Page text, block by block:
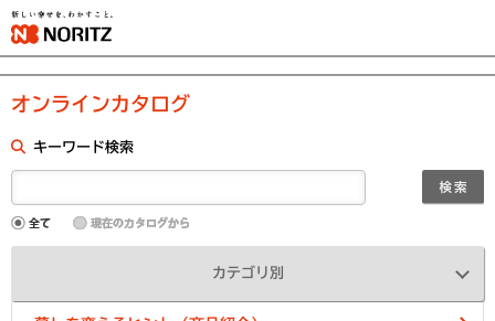
オンラインカタログ
キーワード検索
カテゴリ別